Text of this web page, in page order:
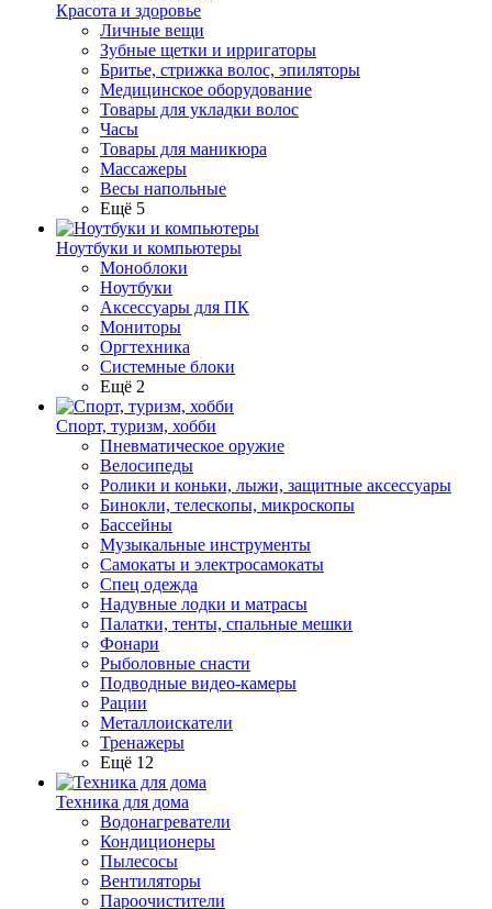
Красота и здоровье
Личные вещи
Зубные щетки и ирригаторы
Бритье, стрижка волос, эпиляторы
Медицинское оборудование
Товары для укладки волос
Часы
Товары для маникюра
Массажеры
Весы напольные
Ещё 5
Ноутбуки и компьютеры
Моноблоки
Ноутбуки
Аксессуары для ПК
Мониторы
Оргтехника
Системные блоки
Ещё 2
Спорт, туризм, хобби
Пневматическое оружие
Велосипеды
Ролики и коньки, лыжи, защитные аксессуары
Бинокли, телескопы, микроскопы
Бассейны
Музыкальные инструменты
Самокаты и электросамокаты
Спец одежда
Надувные лодки и матрасы
Палатки, тенты, спальные мешки
Фонари
Рыболовные снасти
Подводные видео-камеры
Рации
Металлоискатели
Тренажеры
Ещё 12
Техника для дома
Водонагреватели
Кондиционеры
Пылесосы
Вентиляторы
Пароочистители